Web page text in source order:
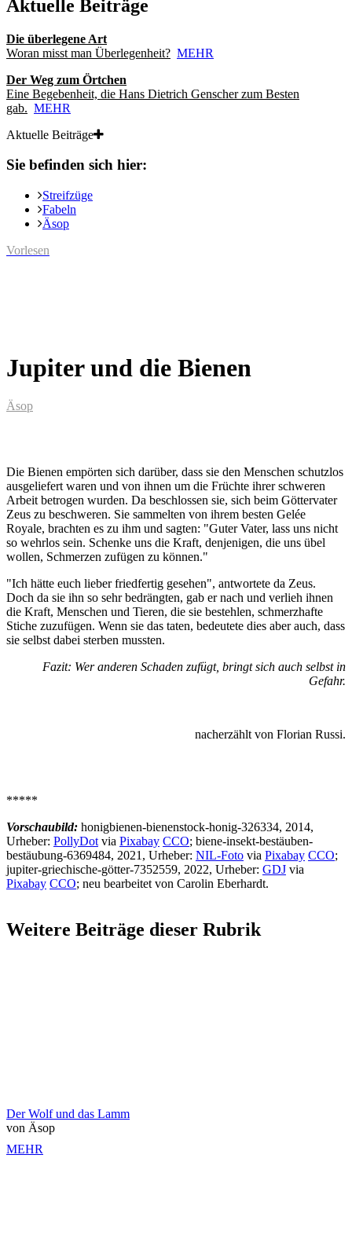
Aktuelle Beiträge
Die überlegene Art
Woran misst man Überlegenheit? MEHR
Der Weg zum Örtchen
Eine Begebenheit, die Hans Dietrich Genscher zum Besten
gab. MEHR
Aktuelle Beiträge
Sie befinden sich hier:
Streifzüge
Fabeln
Äsop
Vorlesen
Jupiter und die Bienen
Äsop
Die Bienen empörten sich darüber, dass sie den Menschen schutzlos
ausgeliefert waren und von ihnen um die Früchte ihrer schweren
Arbeit betrogen wurden. Da beschlossen sie, sich beim Göttervater
Zeus zu beschweren. Sie sammelten von ihrem besten Gelée
Royale, brachten es zu ihm und sagten: "Guter Vater, lass uns nicht
so wehrlos sein. Schenke uns die Kraft, denjenigen, die uns übel
wollen, Schmerzen zufügen zu können."
"Ich hätte euch lieber friedfertig gesehen", antwortete da Zeus.
Doch da sie ihn so sehr bedrängten, gab er nach und verlieh ihnen
die Kraft, Menschen und Tieren, die sie bestehlen, schmerzhafte
Stiche zuzufügen. Wenn sie das taten, bedeutete dies aber auch, dass
sie selbst dabei sterben mussten.
Fazit: Wer anderen Schaden zufügt, bringt sich auch selbst in
Gefahr.
nacherzählt von Florian Russi.
*****
Vorschaubild: honigbienen-bienenstock-honig-326334, 2014,
Urheber: PollyDot via Pixabay CCO; biene-insekt-bestäuben-
bestäubung-6369484, 2021, Urheber: NIL-Foto via Pixabay CCO;
jupiter-griechische-götter-7352559, 2022, Urheber: GDJ via
Pixabay CCO; neu bearbeitet von Carolin Eberhardt.
Weitere Beiträge dieser Rubrik
Der Wolf und das Lamm
von Äsop
MEHR